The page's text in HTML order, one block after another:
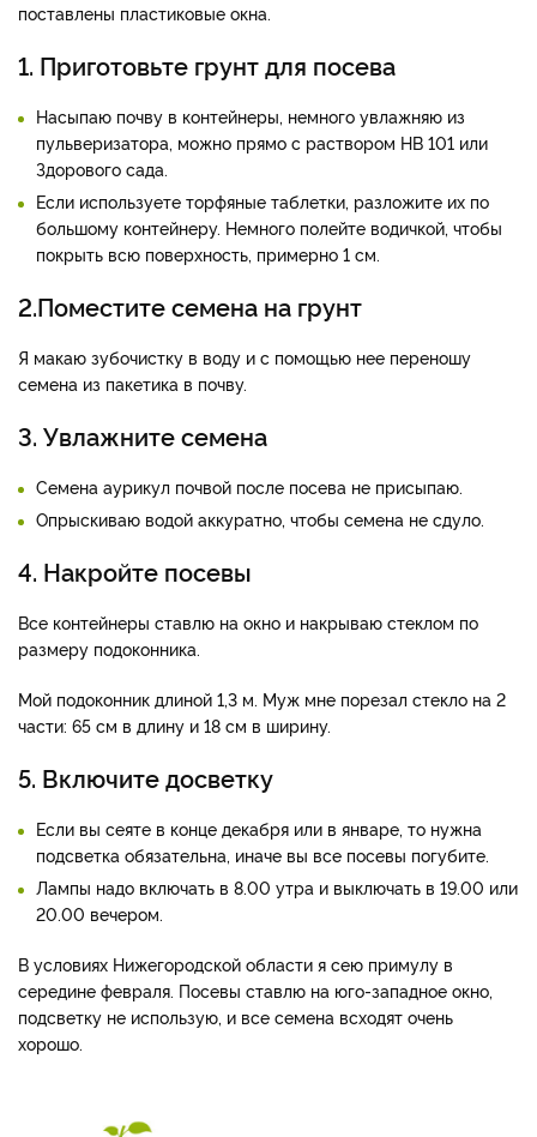
поставлены пластиковые окна.
1. Приготовьте грунт для посева
Насыпаю почву в контейнеры, немного увлажняю из
пульверизатора, можно прямо с раствором НВ 101 или
Здорового сада.
Если используете торфяные таблетки, разложите их по
большому контейнеру. Немного полейте водичкой, чтобы
покрыть всю поверхность, примерно 1 см.
2.Поместите семена на грунт
Я макаю зубочистку в воду и с помощью нее переношу
семена из пакетика в почву.
3. Увлажните семена
Семена аурикул почвой после посева не присыпаю.
Опрыскиваю водой аккуратно, чтобы семена не сдуло.
4. Накройте посевы
Все контейнеры ставлю на окно и накрываю стеклом по
размеру подоконника.
Мой подоконник длиной 1,3 м. Муж мне порезал стекло на 2
части: 65 см в длину и 18 см в ширину.
5. Включите досветку
Если вы сеяте в конце декабря или в январе, то нужна
подсветка обязательна, иначе вы все посевы погубите.
Лампы надо включать в 8.00 утра и выключать в 19.00 или
20.00 вечером.
В условиях Нижегородской области я сею примулу в
середине февраля. Посевы ставлю на юго-западное окно,
подсветку не использую, и все семена всходят очень
хорошо.